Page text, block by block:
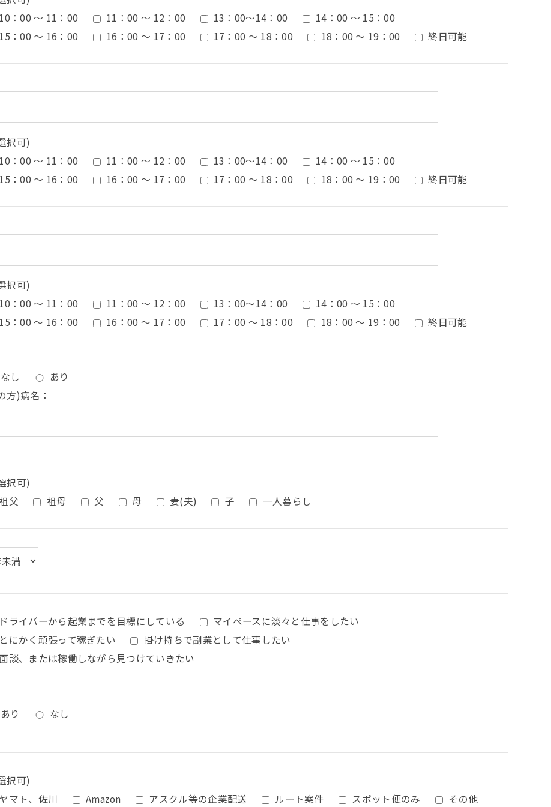
10：00 ～ 11：00
11：00 ～ 12：00 13：00〜14：00
14：00 ～ 15：00
15：00 ～ 16：00
16：00 ～ 17：00 17：00 ～ 18：00 18：00 ～ 19：00 終日可能
択可)
10：00 ～ 11：00
11：00 ～ 12：00 13：00〜14：00
14：00 ～ 15：00
15：00 ～ 16：00
16：00 ～ 17：00 17：00 ～ 18：00 18：00 ～ 19：00 終日可能
択可)
10：00 ～ 11：00
11：00 ～ 12：00 13：00〜14：00
14：00 ～ 15：00
15：00 ～ 16：00
16：00 ～ 17：00 17：00 ～ 18：00 18：00 ～ 19：00 終日可能
なし
あり
方)病名：
択可)
父
祖母 父 母 妻(夫) 子 一人暮らし
ドライバーから起業までを目標にしている
マイペースに淡々と仕事をしたい
とにかく頑張って稼ぎたい
掛け持ちで副業として仕事したい
面談、または稼働しながら見つけていきたい
あり なし
択可)
ヤマト、佐川
Amazon アスクル等の企業配送 ルート案件 スポット便のみ その他